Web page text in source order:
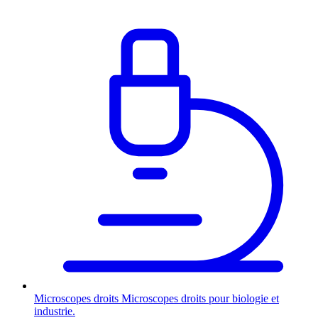
Microscopes droits Microscopes droits pour biologie et
industrie.